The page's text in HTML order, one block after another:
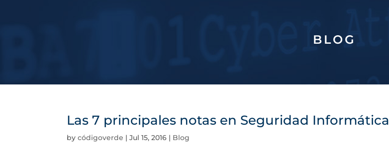
BLOG
Las 7 principales notas en Seguridad Informática
bycódigoverde |Jul 15, 2016 | Blog